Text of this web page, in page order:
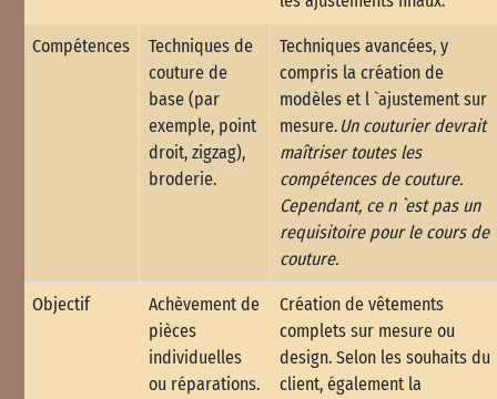
Compétences
Techniques de
couture de
base (par
exemple, point
droit, zigzag),
broderie.
Techniques avancées, y
compris la création de
modèles et l `ajustement sur
mesure. Un couturier devrait
maîtriser toutes les
compétences de couture.
Cependant, ce n `est pas un
requisitoire pour le cours de
couture.
Objectif
Achèvement de
pièces
individuelles
ou réparations.
Création de vêtements
complets sur mesure ou
design. Selon les souhaits du
client, également la